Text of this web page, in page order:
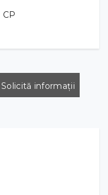
CP
Solicită informații